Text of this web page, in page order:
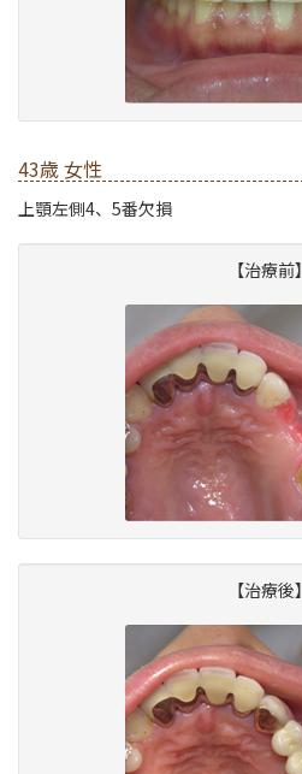
43歳 女性
上顎左側4、5番欠損
【治療前】
【治療後】